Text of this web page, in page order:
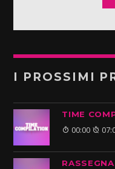
I PROSSIMI
TIME
00:00